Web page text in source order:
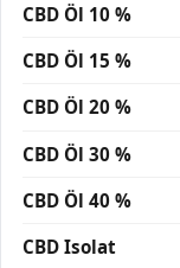
CBD Öl 10 %
CBD Öl 15 %
CBD Öl 20 %
CBD Öl 30 %
CBD Öl 40 %
CBD Isolat